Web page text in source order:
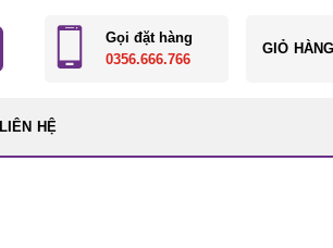
Gọi đặt hàng
0356.666.766
GIỎ
LIÊN HỆ